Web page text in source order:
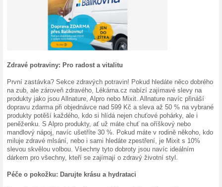
Vánoční inspirace
doprava zdarma
30.10.2024 napsal(a)
Vánoce se blíží a co je
Lékárna.czsi pro nás
nejenom potěší, ale také